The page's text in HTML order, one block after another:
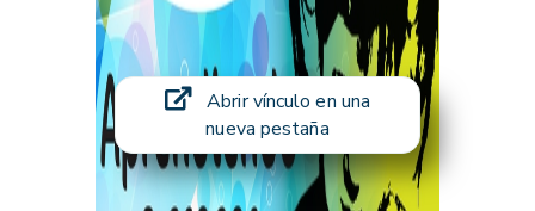
Abrir vínculo en una
nueva pestaña